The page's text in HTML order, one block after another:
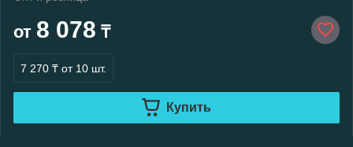
от 8 078 ₸
7 270 ₸ от 10 шт.
Купить